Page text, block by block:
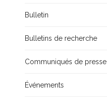
Bulletin
Bulletins de recherche
Communiqués de presse
Événements